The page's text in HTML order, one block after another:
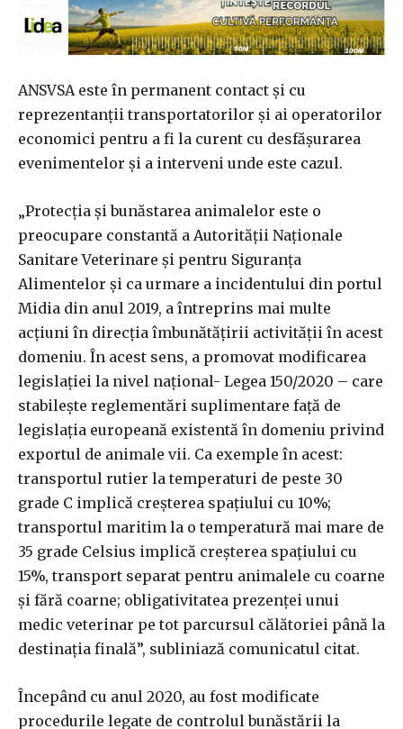
ANSVSA este în permanent contact şi cu
reprezentanţii transportatorilor şi ai operatorilor
economici pentru a fi la curent cu desfăşurarea
evenimentelor şi a interveni unde este cazul.
„Protecţia şi bunăstarea animalelor este o
preocupare constantă a Autorităţii Naţionale
Sanitare Veterinare şi pentru Siguranţa
Alimentelor şi ca urmare a incidentului din portul
Midia din anul 2019, a întreprins mai multe
acţiuni în direcţia îmbunătăţirii activităţii în acest
domeniu. În acest sens, a promovat modificarea
legislaţiei la nivel naţional- Legea 150/2020 – care
stabileşte reglementări suplimentare faţă de
legislaţia europeană existentă în domeniu privind
exportul de animale vii. Ca exemple în acest:
transportul rutier la temperaturi de peste 30
grade C implică creşterea spaţiului cu 10%;
transportul maritim la o temperatură mai mare de
35 grade Celsius implică creşterea spaţiului cu
15%, transport separat pentru animalele cu coarne
şi fără coarne; obligativitatea prezenţei unui
medic veterinar pe tot parcursul călătoriei până la
destinaţia finală”, subliniază comunicatul citat.
Începând cu anul 2020, au fost modificate
procedurile legate de controlul bunăstării la